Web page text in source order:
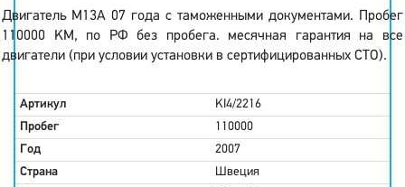
Двигатель M13A 07 года с таможенными документами. Пробег
110000 KM, по РФ без пробега. месячная гарантия на все
двигатели (при условии установки в сертифицированных СТО).
Артикул
KI4/2216
Пробег
110000
Год
2007
Страна
Швеция